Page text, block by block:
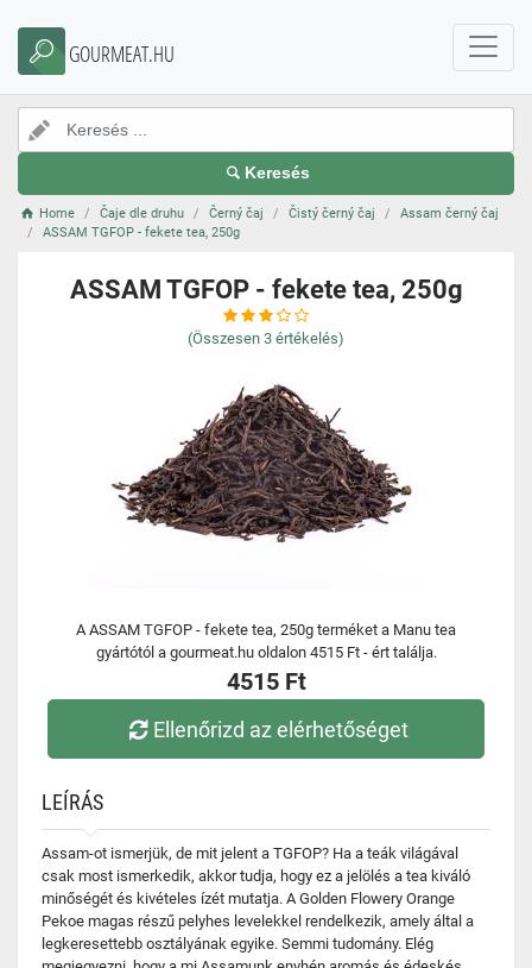
GOURMEAT.HU
Keresés
Home Čaje dle druhu Černý čaj Čistý černý čaj
Assam černý čaj
ASSAM TGFOP - fekete tea, 250g
ASSAM TGFOP - fekete tea, 250g
(Összesen 3 értékelés)
A ASSAM TGFOP - fekete tea, 250g terméket a Manu tea
gyártótól a gourmeat.hu oldalon 4515 Ft - ért találja.
4515 Ft
Ellenőrizd az elérhetőséget
LEÍRÁS
Assam-ot ismerjük, de mit jelent a TGFOP? Ha a teák világával
csak most ismerkedik, akkor tudja, hogy ez a jelölés a tea kiváló
minőségét és kivételes ízét mutatja. A Golden Flowery Orange
Pekoe magas részű pelyhes levelekkel rendelkezik, amely által a
legkeresettebb osztályának egyike. Semmi tudomány. Elég